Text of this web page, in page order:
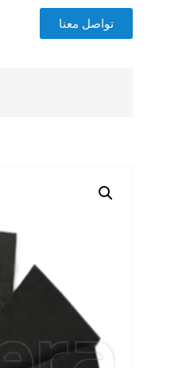
تواصل معنا